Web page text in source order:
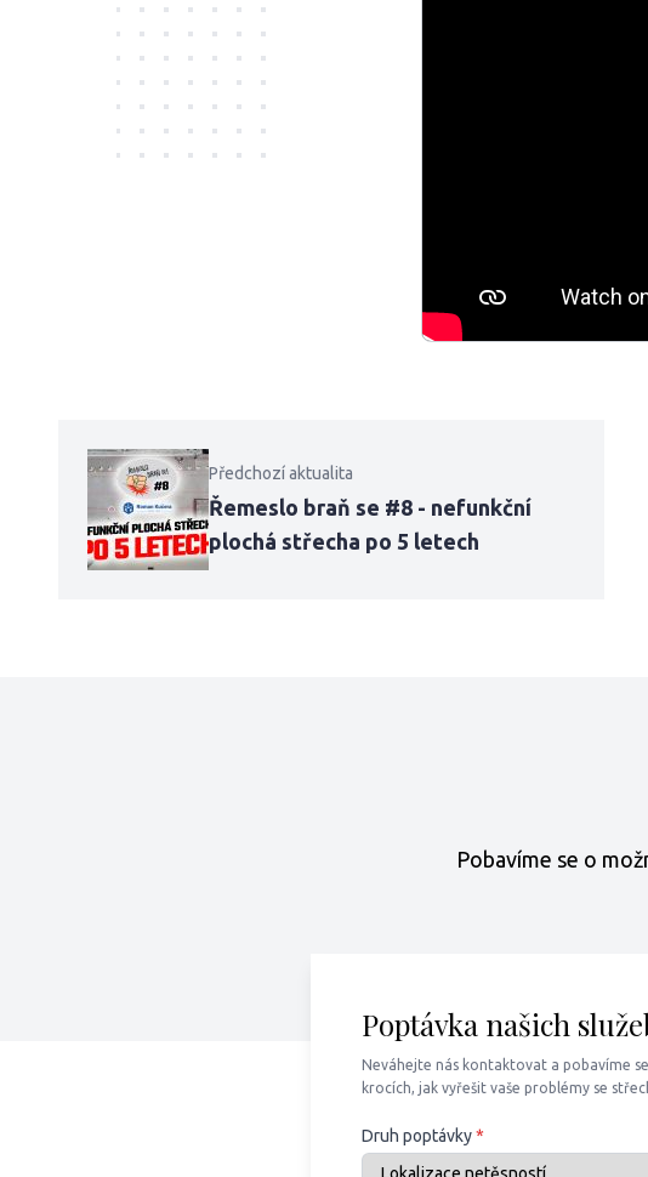
Předchozí aktualita
Řemeslo braň se #8 - nefunkční
plochá střecha po 5 letech
Pobavíme se o
Poptávka našich
Neváhejte nás kontaktovat a pobavíme
krocích, jak vyřešit vaše problémy se
Druh poptávky*